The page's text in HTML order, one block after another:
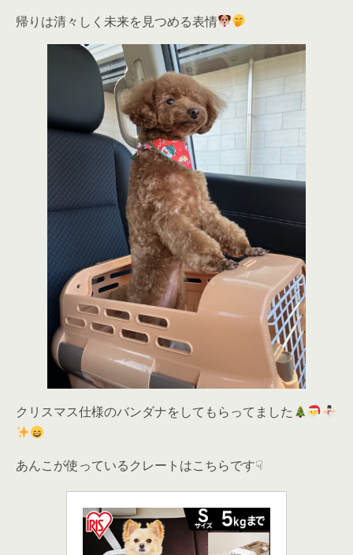
帰りは清々しく未来を見つめる表情
クリスマス仕様のバンダナをしてもらってました
あんこが使っているクレートはこちらです☟